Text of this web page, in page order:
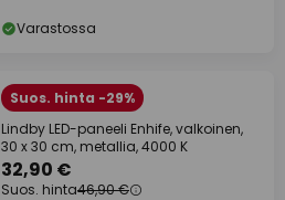
Varastossa
Suos. hinta -29%
Lindby LED-paneeli Enhife, valkoinen,
30 x 30 cm, metallia, 4000 K
32,90 €
Suos. hinta46,90 €